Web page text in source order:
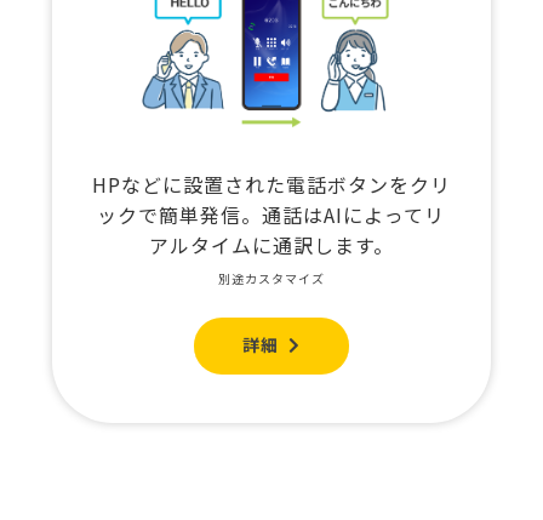
HPなどに設置された電話ボタンをクリ
ックで簡単発信。通話はAIによってリ
アルタイムに通訳します。
別途カスタマイズ
詳細